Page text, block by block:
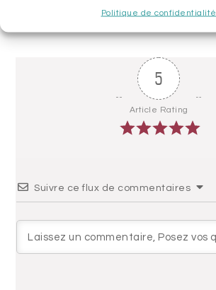
Politique de confidentialité
suivant
:
5
Article Rating
Suivre ce flux de commentaires